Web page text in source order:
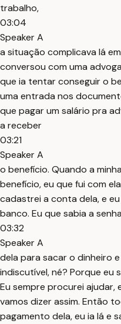
trabalho,
03:04
Speaker A
a situação complicava lá
conversou com uma
que ia tentar conseguir o
uma entrada nos
que pagar um salário pra
a receber
03:21
Speaker A
o benefício. Quando a
benefício, eu que fui com
cadastrei a conta dela, e
banco. Eu que sabia a senha
03:32
Speaker A
dela para sacar o dinheiro
indiscutível, né? Porque eu
Eu sempre procurei
vamos dizer assim. Então
pagamento dela, eu ia lá e